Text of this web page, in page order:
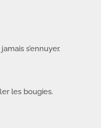
s’ennuyer.
les bougies.